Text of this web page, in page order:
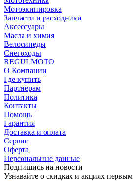
Мотоэкипировка
Запчасти и расходники
Аксессуары
Масла и химия
Велосипеды
Снегоходы
REGULMOTO
О Компании
Где купить
Партнерам
Политика
Контакты
Помощь
Гарантия
Доставка и оплата
Сервис
Оферта
Персональные данные
Подпишись на новости
Узнавайте о скидках и акциях первым